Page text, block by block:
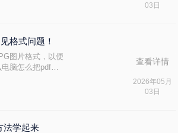
03日
格式问题！
图片格式，以便
脑怎么把pdf转
查看详情
2026年05月
03日
法学起来